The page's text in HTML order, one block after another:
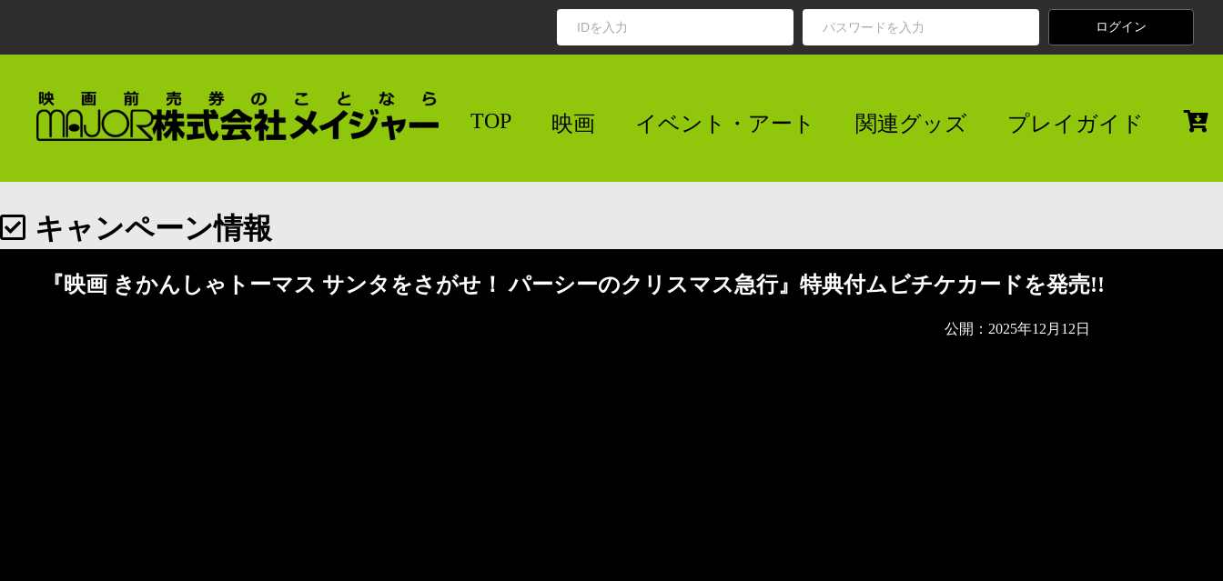
TOP 映画 イベント・アート 関連グッズ プレイガイド
キャンペーン情報
『映画 きかんしゃトーマス サンタをさがせ！ パーシーのクリスマス急行』特典付ムビチケカードを発売!!
公開：2025年12月12日